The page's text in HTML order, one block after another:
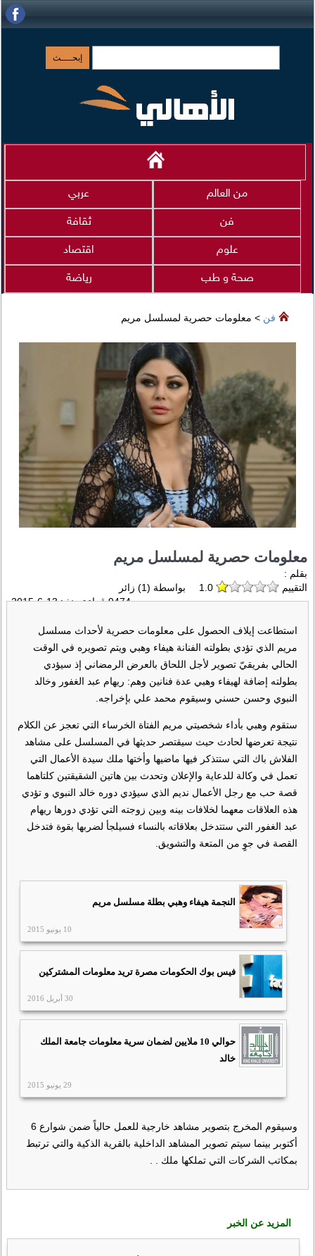
عربي من العالم
ثقافة فن
اقتصاد علوم
رياضة صحة و طب
فن > معلومات حصرية لمسلسل مريم
معلومات حصرية لمسلسل مريم
بقلم :
التقييم
1.0 بواسطة (1) زائر
9474 قراءة منذ :
13-6-2015
استطاعت إيلاف الحصول على معلومات حصرية لأحداث مسلسل
مريم الذي تؤدي بطولته الفنانة هيفاء وهبي ويتم تصويره في الوقت
الحالي بفريقيّ تصوير لأجل اللحاق بالعرض الرمضاني إذ سيؤدي
بطولته إضافة لهيفاء وهبي عدة فنانين وهم: ريهام عبد الغفور وخالد
النبوي وحسن حسني وسيقوم محمد علي بإخراجه.
ستقوم وهبي بأداء شخصيتي مريم الفتاة الخرساء التي تعجز عن الكلام
نتيجة تعرضها لحادث حيث سيقتصر حديثها في المسلسل على مشاهد
الفلاش باك التي ستتذكر فيها ماضيها وأختها ملك سيدة الأعمال التي
تعمل في وكالة للدعاية والإعلان وتحدث بين هاتين الشقيقتين كلتاهما
قصة حب مع رجل الأعمال نديم الذي سيؤدي دوره خالد النبوي و تؤدي
هذه العلاقات معهما لخلافات بينه وبين زوجته التي تؤدي دورها ريهام
عبد الغفور التي ستتدخل بعلاقاته بالنساء فسيلجأ لضربها بقوة فتدخل
القصة في جوٍ من المتعة والتشويق.
النجمة هيفاء وهبي بطلة مسلسل مريم
10 يونيو 2015
فيس بوك الحكومات مصرة تريد معلومات المشتركين
30 أبريل 2016
حوالي 10 ملايين لضمان سرية معلومات جامعة الملك
خالد
29 يونيو 2015
وسيقوم المخرج بتصوير مشاهد خارجية للعمل حالياً ضمن شوارع 6
أكتوبر بينما سيتم تصوير المشاهد الداخلية بالقرية الذكية والتي ترتبط
بمكاتب الشركات التي تملكها ملك . .
المزيد عن الخبر